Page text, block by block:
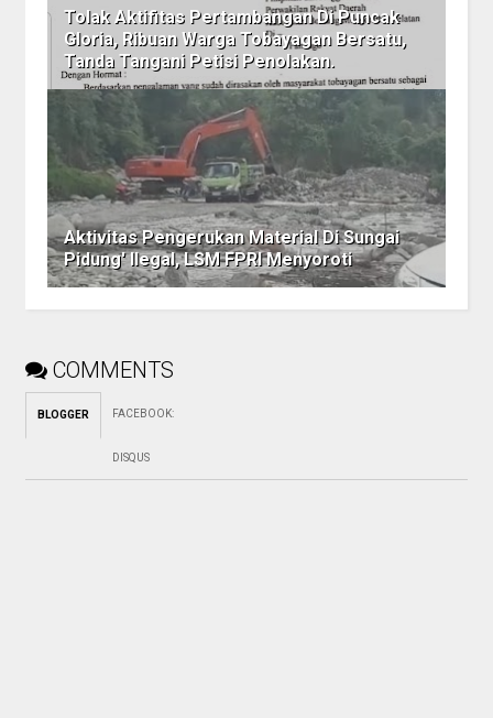
Tolak Aktifitas Pertambangan Di Puncak
Gloria, Ribuan Warga Tobayagan Bersatu,
Tanda Tangani Petisi Penolakan.
Aktivitas Pengerukan Material Di Sungai
Pidung' Ilegal, LSM FPRI Menyoroti
COMMENTS
BLOGGER FACEBOOK:
DISQUS